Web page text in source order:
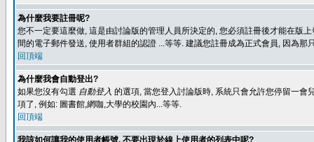
為什麼我要註冊呢?
您不一定要這麼做, 這是由討論版的管理人員所決定的, 您必須註冊後才能在版
間的電子郵件發送, 使用者群組的認證 ...等等. 建議您註冊成為正式會員, 因為那
回頂端
為什麼我會自動登出?
如果您沒有勾選 自動登入 的選項, 當您登入討論版時, 系統只會允許您停留一會
項了, 例如: 圖書館,網咖,大學的校園內...等等.
回頂端
我該如何讓我的使用者帳號, 不要出現於線上使用者的列表中呢?